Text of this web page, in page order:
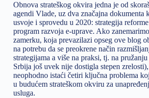
Obnova strateškog okvira jedna je od
agendi Vlade, uz dva značajna dokumenta
usvoje i sprovedu u 2020: strategija
program razvoja e-uprave. Ako
zamerku, koja prevazilazi opseg ove blog
na potrebu da se preokrene način
strategijama a više na praksi, tj. na
Srbija još uvek nije dostigla stepen
neophodno istaći četiri ključna problema
u budućem strateškom okviru za
usluga.